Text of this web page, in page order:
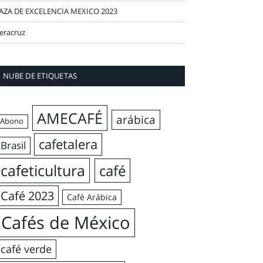
DE EXCELENCIA MEXICO 2023
NUBE DE ETIQUETAS
Abono AMECAFÉ arábica
Brasil cafetalera
cafeticultura café
Café 2023 Café Arábica
Cafés de México
café verde